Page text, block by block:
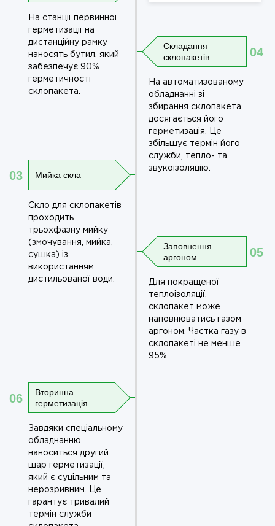
На станції первинної
герметизації на
дистанційну рамку
наносять бутил, який
забез­печує 90%
герметичності
склопакета.
03 Мийка скла
Скло для склопакетів
проходить
трьохфазну мийку
(змочування, мийка,
сушка) із
використанням
дистильованої води.
06
Вторинна
герметизація
Завдяки спеціальному
обладнанню
наноситься другий
шар герметизації,
який є суцільним та
нерозривним. Це
гарантує тривалий
термін служби
04
Складання
склопакетів
На автоматизованому
обладнанні зі
збирання склопакета
досягається його
герметизація. Це
збільшує термін його
служби, тепло- та
звукоізоляцію.
05
Заповнення
аргоном
Для покращеної
теплоізоляції,
склопакет може
наповнюватись газом
аргоном. Частка газу в
склопакеті не менше
95%.